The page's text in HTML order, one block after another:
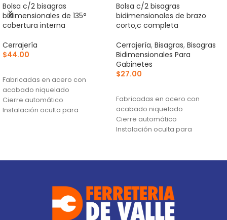
Bolsa c/2 bisagras
bidimensionales de 135°
cobertura interna
Cerrajería
$44.00
Fabricadas en acero con
acabado niquelado
Cierre automático
Instalación oculta para
Bolsa c/2 bisagras
bidimensionales de brazo
corto,c completa
Cerrajería, Bisagras, Bisagras
Bidimensionales Para
Gabinetes
$27.00
Fabricadas en acero con
acabado niquelado
Cierre automático
Instalación oculta para